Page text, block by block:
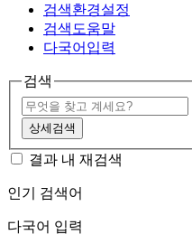
검색환경설정
검색도움말
다국어입력
검색
상세검색
결과 내 재검색
인기 검색어
다국어 입력